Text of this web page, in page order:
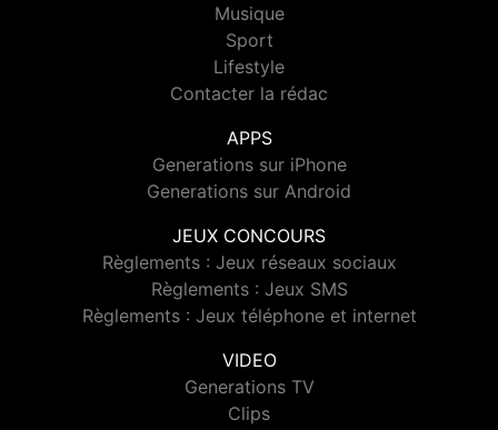
Musique
Sport
Lifestyle
Contacter la rédac
APPS
Generations sur iPhone
Generations sur Android
JEUX CONCOURS
Règlements : Jeux réseaux sociaux
Règlements : Jeux SMS
Règlements : Jeux téléphone et internet
VIDEO
Generations TV
Clips